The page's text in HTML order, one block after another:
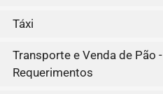
Táxi
Transporte e Venda de Pão -
Requerimentos